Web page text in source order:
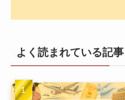
よく読まれている記事